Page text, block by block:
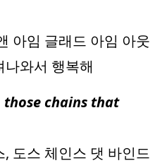
아임 글래드 아임 아웃
와서 행복해
those chains that
도스 체인스 댓 바인드